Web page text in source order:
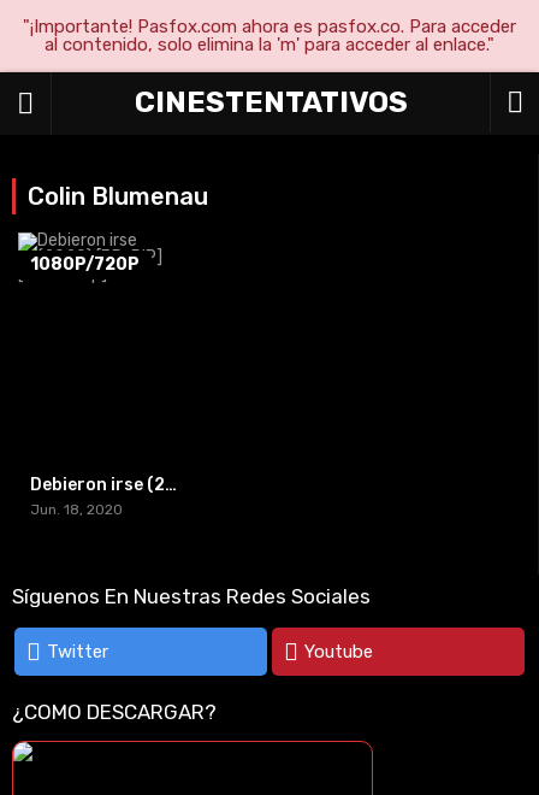
"¡Importante! Pasfox.com ahora es pasfox.co. Para acceder
al contenido, solo elimina la 'm' para acceder al enlace."
CINESTENTATIVOS
Colin Blumenau
1080P/720P
Debieron irse (2020) [BR-RIP] [HD-1080p]
Jun. 18, 2020
Síguenos En Nuestras Redes Sociales
Twitter Youtube
¿COMO DESCARGAR?